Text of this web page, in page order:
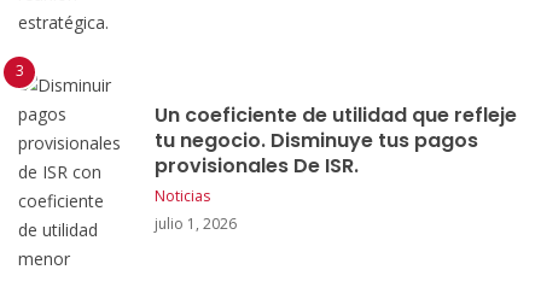
Un coeficiente de utilidad que refleje
tu negocio. Disminuye tus pagos
provisionales De ISR.
Noticias
julio 1, 2026